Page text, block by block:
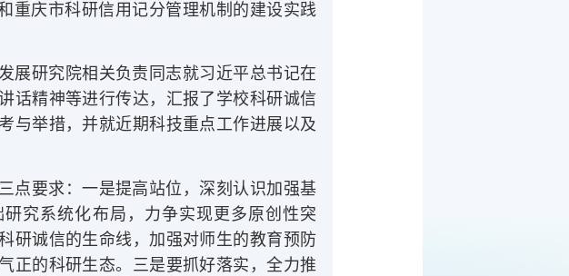
重庆市科研信用记分管理机制的建设实践
展研究院相关负责同志就习近平总书记在
话精神等进行传达 ，汇报了学校科研诚信
与举措，并就近期科技重点工作进展以及
点要求：一是提高站位，深刻认识加强基
究系统化布局，力争实现更多原创性突
研诚信的生命线，加强对师生的教育预防
正的科研生态。三是要抓好落实，全力推